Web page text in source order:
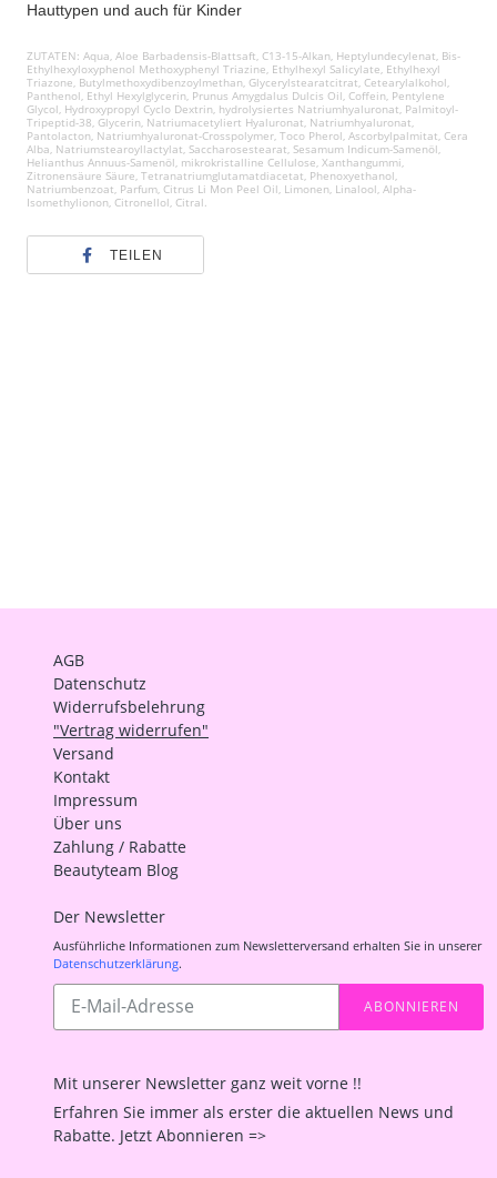
Hauttypen und auch für Kinder
ZUTATEN: Aqua, Aloe Barbadensis-Blattsaft, C13-15-Alkan, Heptylundecylenat, Bis-
Ethylhexyloxyphenol Methoxyphenyl Triazine, Ethylhexyl Salicylate, Ethylhexyl
Triazone, Butylmethoxydibenzoylmethan, Glycerylstearatcitrat, Cetearylalkohol,
Panthenol, Ethyl Hexylglycerin, Prunus Amygdalus Dulcis Oil, Coffein, Pentylene
Glycol, Hydroxypropyl Cyclo Dextrin, hydrolysiertes Natriumhyaluronat, Palmitoyl-
Tripeptid-38, Glycerin, Natriumacetyliert Hyaluronat, Natriumhyaluronat,
Pantolacton, Natriumhyaluronat-Crosspolymer, Toco Pherol, Ascorbylpalmitat, Cera
Alba, Natriumstearoyllactylat, Saccharosestearat, Sesamum Indicum-Samenöl,
Helianthus Annuus-Samenöl, mikrokristalline Cellulose, Xanthangummi,
Zitronensäure Säure, Tetranatriumglutamatdiacetat, Phenoxyethanol,
Natriumbenzoat, Parfum, Citrus Li Mon Peel Oil, Limonen, Linalool, Alpha-
Isomethylionon, Citronellol, Citral.
TEILEN
AGB
Datenschutz
Widerrufsbelehrung
"Vertrag widerrufen"
Versand
Kontakt
Impressum
Über uns
Zahlung / Rabatte
Beautyteam Blog
Der Newsletter
Ausführliche Informationen zum Newsletterversand erhalten Sie in unserer
Datenschutzerklärung.
Abonnieren
unsere
ABONNIEREN
Mit unserer Newsletter ganz weit vorne !!
Erfahren Sie immer als erster die aktuellen News und
Rabatte. Jetzt Abonnieren =>